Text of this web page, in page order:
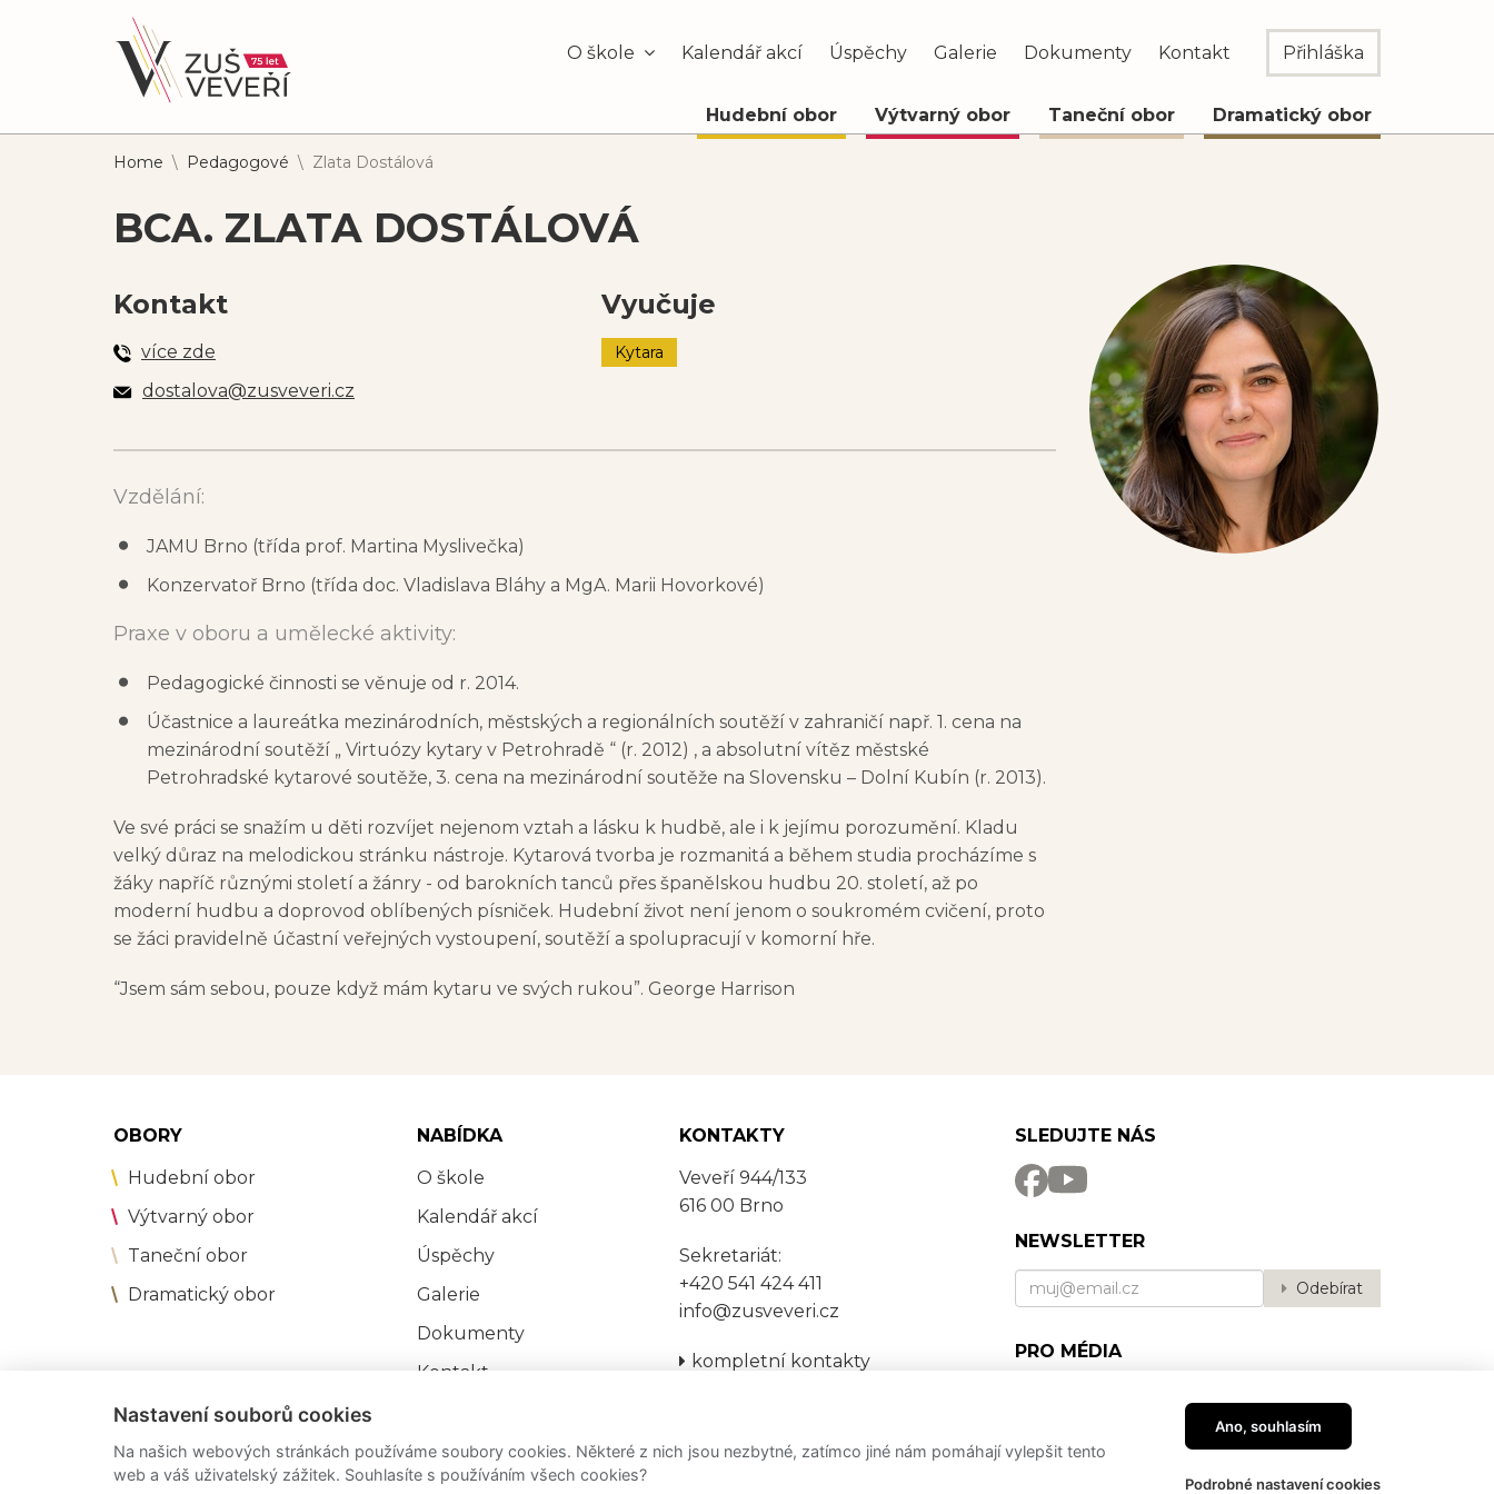
O škole Kalendář akcí Úspěchy Galerie Dokumenty Kontakt Přihláška
Hudební obor Výtvarný obor Taneční obor Dramatický obor
Home \ Pedagogové \ Zlata Dostálová
BCA. ZLATA DOSTÁLOVÁ
Kontakt
více zde
dostalova@zusveveri.cz
Vyučuje
Kytara
Vzdělání:
JAMU Brno (třída prof. Martina Myslivečka)
Konzervatoř Brno (třída doc. Vladislava Bláhy a MgA. Marii Hovorkové)
Praxe v oboru a umělecké aktivity:
Pedagogické činnosti se věnuje od r. 2014.
Účastnice a laureátka mezinárodních, městských a regionálních soutěží v zahraničí např. 1. cena na
mezinárodní soutěží „ Virtuózy kytary v Petrohradě “ (r. 2012) , a absolutní vítěz městské
Petrohradské kytarové soutěže, 3. cena na mezinárodní soutěže na Slovensku – Dolní Kubín (r. 2013).
Ve své práci se snažím u děti rozvíjet nejenom vztah a lásku k hudbě, ale i k jejímu porozumění. Kladu
velký důraz na melodickou stránku nástroje. Kytarová tvorba je rozmanitá a během studia procházíme s
žáky napříč různými století a žánry - od barokních tanců přes španělskou hudbu 20. století, až po
moderní hudbu a doprovod oblíbených písniček. Hudební život není jenom o soukromém cvičení, proto
se žáci pravidelně účastní veřejných vystoupení, soutěží a spolupracují v komorní hře.
“Jsem sám sebou, pouze když mám kytaru ve svých rukou”. George Harrison
OBORY
Hudební obor
Výtvarný obor
Taneční obor
Dramatický obor
NABÍDKA
O škole
Kalendář akcí
Úspěchy
Galerie
Dokumenty
Kontakt
KONTAKTY
Veveří 944/133
616 00 Brno
Sekretariát:
+420 541 424 411
info@zusveveri.cz
kompletní kontakty
SLEDUJTE NÁS
NEWSLETTER
Odebírat
PRO MÉDIA
made by JRWN
Nastavení souborů cookies
Na našich webových stránkách používáme soubory cookies. Některé z nich jsou nezbytné, zatímco jiné nám pomáhají vylepšit tento
web a váš uživatelský zážitek. Souhlasíte s používáním všech cookies?
Ano, souhlasím
Podrobné nastavení cookies